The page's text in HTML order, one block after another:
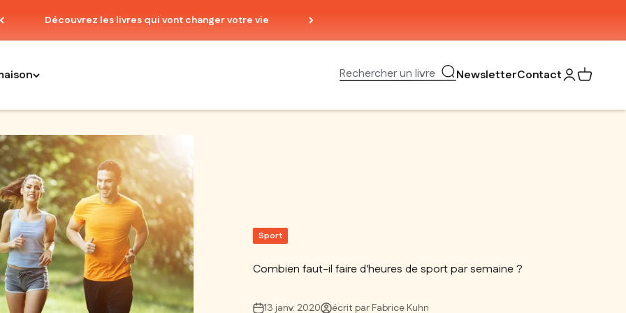
Découvrez les livres qui vont changer votre vie
Ouvrir la recherche
Rechercher un livre NewsletterContactOuvrir le
Voir mon
Sport
Combien faut-il faire d'heures de sport par semaine ?
13 janv. 2020 écrit par Fabrice Kuhn